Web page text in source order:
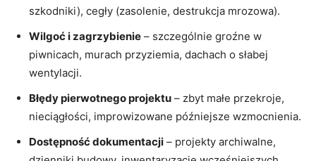
szkodniki), cegły (zasolenie, destrukcja mrozowa).
Wilgoć i zagrzybienie – szczególnie groźne w
piwnicach, murach przyziemia, dachach o słabej
wentylacji.
Błędy pierwotnego projektu – zbyt małe przekroje,
nieciągłości, improwizowane późniejsze wzmocnienia.
Dostępność dokumentacji – projekty archiwalne,